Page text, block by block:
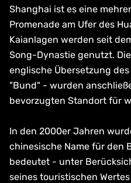
Shanghai ist es eine
Promenade am Ufer des
Kaianlagen werden seit
Song-Dynastie genutzt.
englische Übersetzung
"Bund" - wurden
bevorzugten Standort für
In den 2000er Jahren
chinesische Name für den
bedeutet - unter
seines touristischen